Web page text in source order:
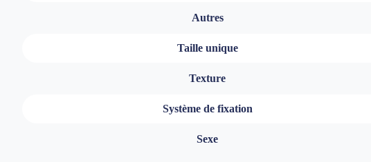
Autres
Taille unique
Texture
Système de fixation
Sexe